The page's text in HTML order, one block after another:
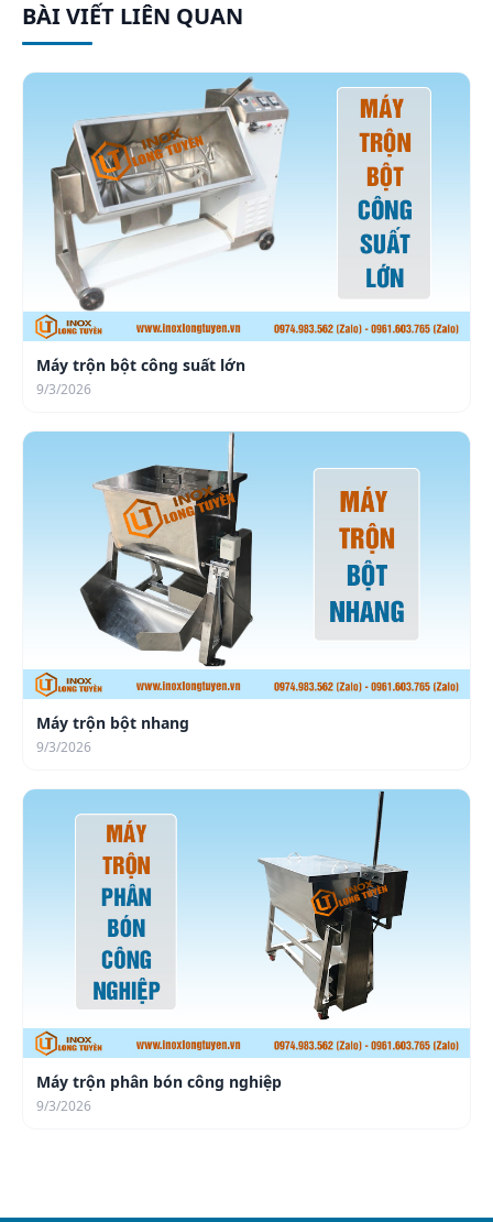
BÀI VIẾT LIÊN QUAN
Máy trộn bột công suất lớn
9/3/2026
Máy trộn bột nhang
9/3/2026
Máy trộn phân bón công nghiệp
9/3/2026